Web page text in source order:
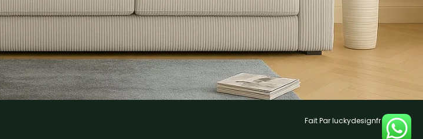
Fait Par luckydesignfr